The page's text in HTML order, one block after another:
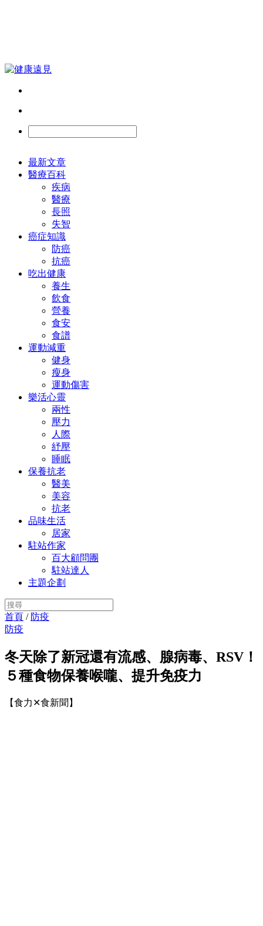
最新文章
醫療百科
疾病
醫療
長照
失智
癌症知識
防癌
抗癌
吃出健康
養生
飲食
營養
食安
食譜
運動減重
健身
瘦身
運動傷害
樂活心靈
兩性
壓力
人際
紓壓
睡眠
保養抗老
醫美
美容
抗老
品味生活
居家
駐站作家
百大顧問團
駐站達人
主題企劃
首頁 / 防疫
防疫
冬天除了新冠還有流感、腺病毒、RSV！
５種食物保養喉嚨、提升免疫力
【食力✕食新聞】